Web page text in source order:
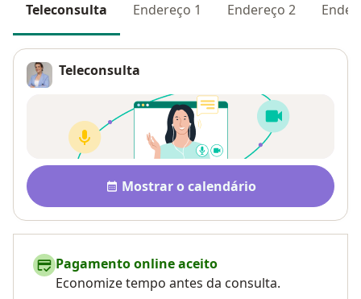
Teleconsulta Endereço 1 Endereço 2
Teleconsulta
Disponibilidade
Mostrar o calendário
Pagamento online aceito
Economize tempo antes da consulta.